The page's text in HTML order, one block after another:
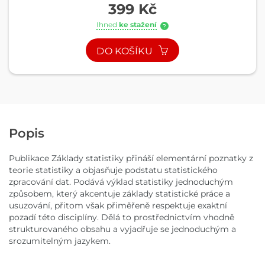
399 Kč
Ihned ke stažení ?
DO KOŠÍKU
Popis
Publikace Základy statistiky přináší elementární poznatky z
teorie statistiky a objasňuje podstatu statistického
zpracování dat. Podává výklad statistiky jednoduchým
způsobem, který akcentuje základy statistické práce a
usuzování, přitom však přiměřeně respektuje exaktní
pozadí této disciplíny. Dělá to prostřednictvím vhodně
strukturovaného obsahu a vyjadřuje se jednoduchým a
srozumitelným jazykem.